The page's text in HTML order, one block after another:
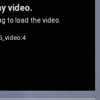
video.
to load the video.